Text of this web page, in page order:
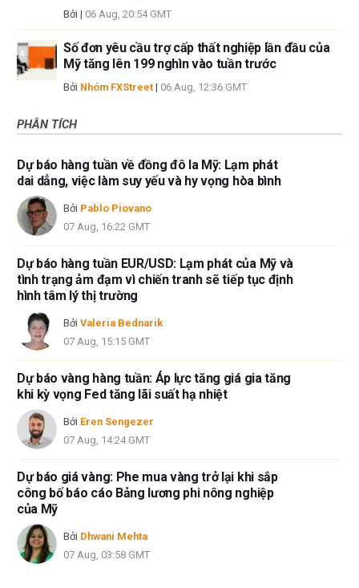
Bởi | 06 Aug, 20:54 GMT
Số đơn yêu cầu trợ cấp thất nghiệp lần đầu của
Mỹ tăng lên 199 nghìn vào tuần trước
Bởi Nhóm FXStreet | 06 Aug, 12:36 GMT
PHÂN TÍCH
Dự báo hàng tuần về đồng đô la Mỹ: Lạm phát
dai dẳng, việc làm suy yếu và hy vọng hòa bình
Bởi Pablo Piovano
07 Aug, 16:22 GMT
Dự báo hàng tuần EUR/USD: Lạm phát của Mỹ và
tình trạng ảm đạm vì chiến tranh sẽ tiếp tục định
hình tâm lý thị trường
Bởi Valeria Bednarik
07 Aug, 15:15 GMT
Dự báo vàng hàng tuần: Áp lực tăng giá gia tăng
khi kỳ vọng Fed tăng lãi suất hạ nhiệt
Bởi Eren Sengezer
07 Aug, 14:24 GMT
Dự báo giá vàng: Phe mua vàng trở lại khi sắp
công bố báo cáo Bảng lương phi nông nghiệp
của Mỹ
Bởi Dhwani Mehta
07 Aug, 03:58 GMT